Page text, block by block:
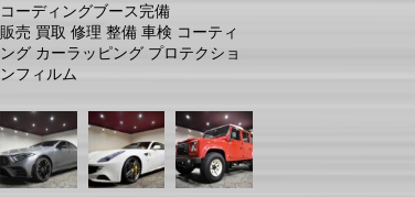
コーディングブース完備
販売 買取 修理 整備 車検 コーティ
ング カーラッピング プロテクショ
ンフィルム